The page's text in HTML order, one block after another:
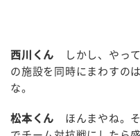
西川くん しかし、やっ
の施設を同時にまわすの
な。
松本くん ほんまやね。